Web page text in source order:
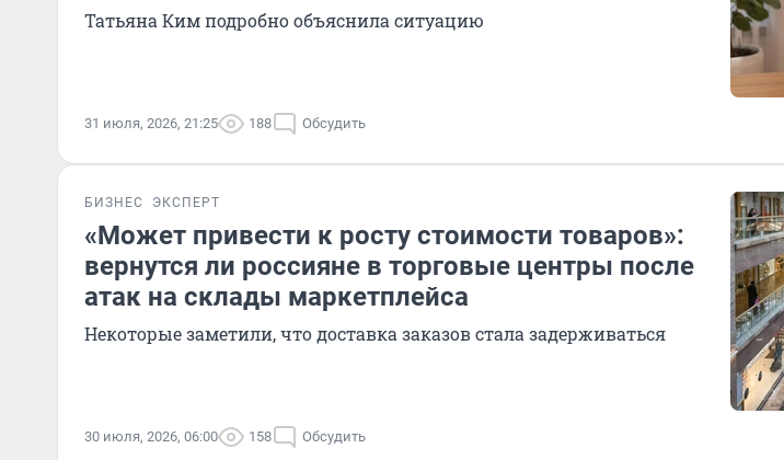
Татьяна Ким подробно объяснила ситуацию
31 июля, 2026, 21:25 188 Обсудить
БИЗНЕС ЭКСПЕРТ
«Может привести к росту стоимости товаров»:
вернутся ли россияне в торговые центры после
атак на склады маркетплейса
Некоторые заметили, что доставка заказов стала задерживаться
30 июля, 2026, 06:00 158 Обсудить